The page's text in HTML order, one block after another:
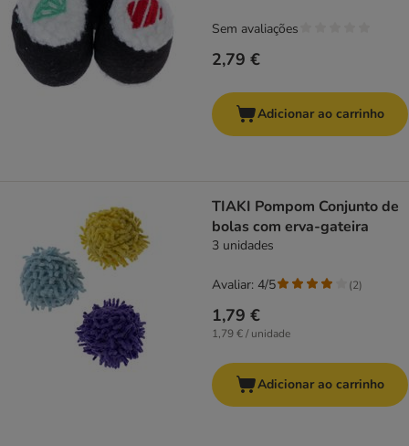
2,79 €
Sem avaliações
Adicionar ao carrinho
TIAKI Pompom Conjunto de
bolas com erva-gateira
3 unidades
1,79 €
1,79 € / unidade
Avaliar: 4/5 (2)
Adicionar ao carrinho